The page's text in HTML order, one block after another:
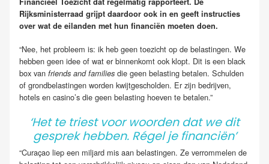
Rijksministerraad grijpt daardoor ook in en geeft instructies
over wat de eilanden met hun financiën moeten doen.
“Nee, het probleem is: ik heb geen toezicht op de belastingen. We
hebben geen idee of wat er binnenkomt ook klopt. Dit is een black
box van friends and families die geen belasting betalen. Schulden
of grondbelastingen worden kwijtgescholden. Er zijn bedrijven,
hotels en casino’s die geen belasting hoeven te betalen.”
‘Het te triest voor woorden dat we dit
gesprek hebben. Régel je financiën’
“Curaçao liep een miljard mis aan belastingen. Ze verrommelen de